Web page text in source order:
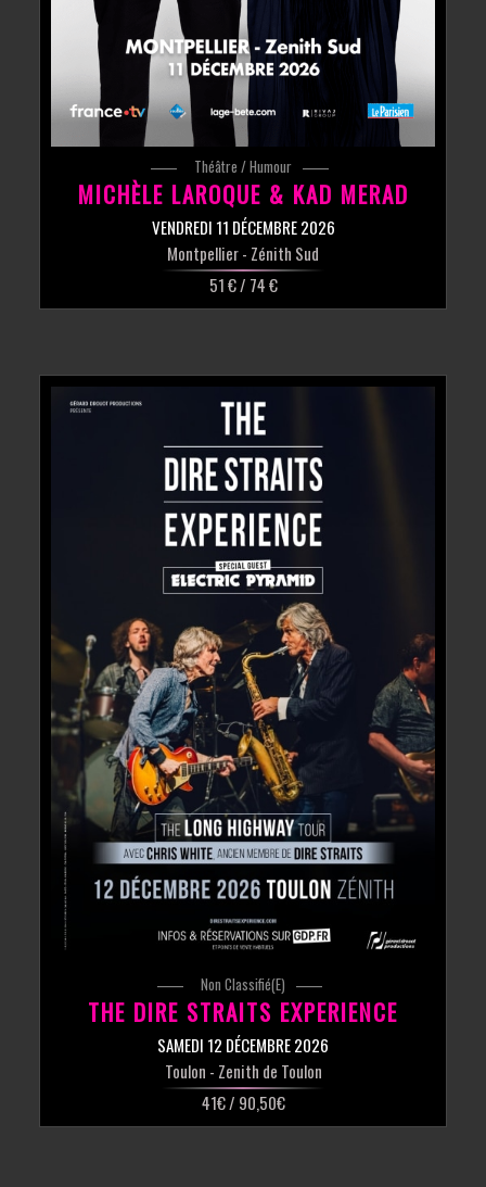
Théâtre / Humour
MICHÈLE LAROQUE & KAD MERAD
VENDREDI 11 DÉCEMBRE 2026
Montpellier- Zénith Sud
51 € / 74 €
Non Classifié(e)
THE DIRE STRAITS EXPERIENCE
SAMEDI 12 DÉCEMBRE 2026
Toulon - Zenith de Toulon
41€ / 90,50€